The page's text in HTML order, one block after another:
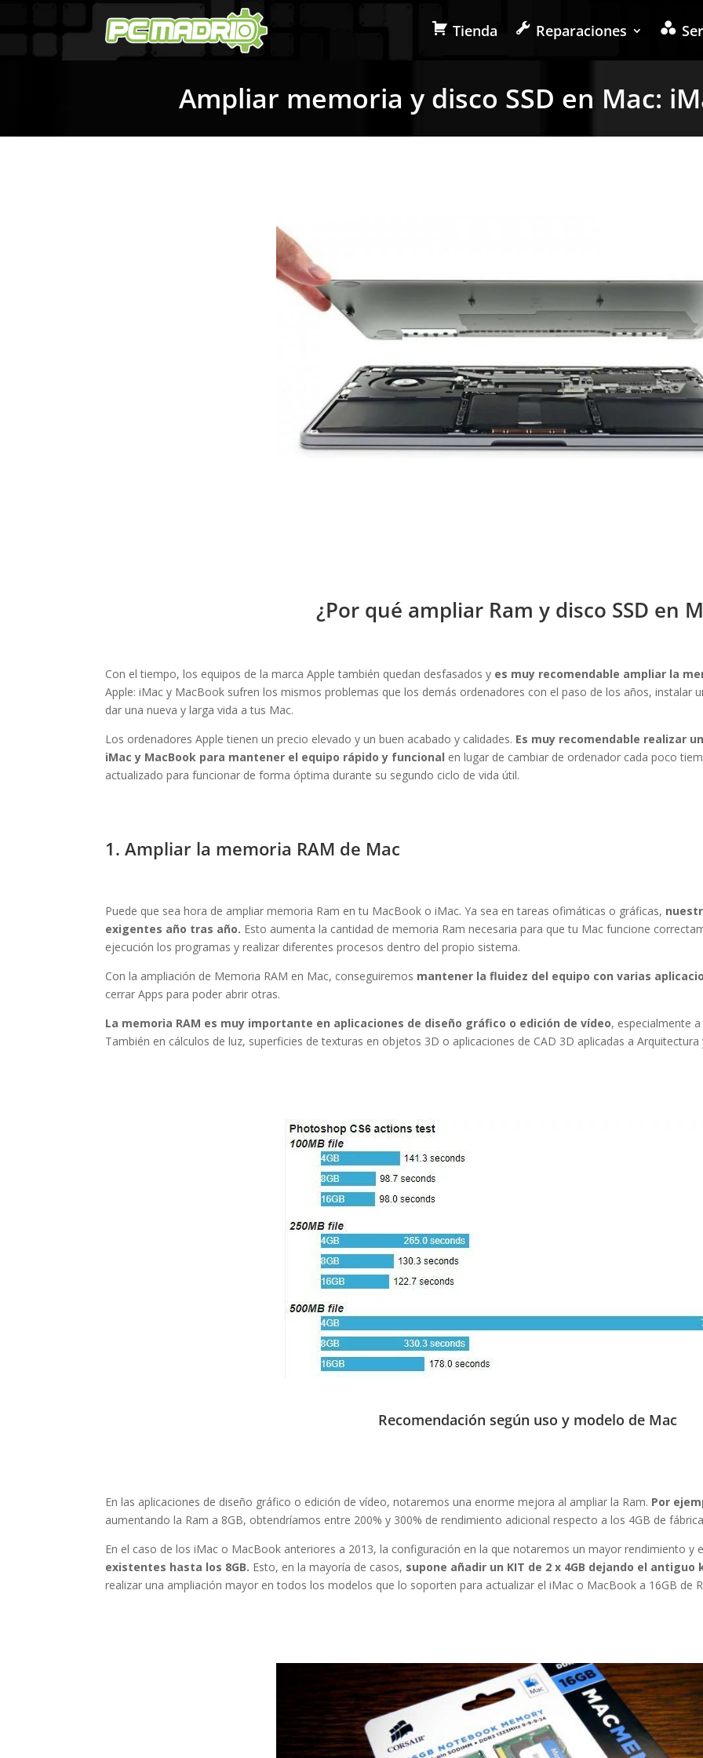
Tienda Reparaciones
Ampliar memoria y disco SSD en Mac:
¿Por qué ampliar Ram y disco SSD en
Con el tiempo, los equipos de la marca Apple también quedan desfasados y es muy recomendable ampliar la
Apple: iMac y MacBook sufren los mismos problemas que los demás ordenadores con el paso de los años, instalar
dar una nueva y larga vida a tus Mac.
Los ordenadores Apple tienen un precio elevado y un buen acabado y calidades. Es muy recomendable realizar
iMac y MacBook para mantener el equipo rápido y funcional en lugar de cambiar de ordenador cada poco
actualizado para funcionar de forma óptima durante su segundo ciclo de vida útil.
1. Ampliar la memoria RAM de Mac
Puede que sea hora de ampliar memoria Ram en tu MacBook o iMac. Ya sea en tareas ofimáticas o gráficas,
exigentes año tras año. Esto aumenta la cantidad de memoria Ram necesaria para que tu Mac funcione
ejecución los programas y realizar diferentes procesos dentro del propio sistema.
Con la ampliación de Memoria RAM en Mac, conseguiremos mantener la fluidez del equipo con varias
cerrar Apps para poder abrir otras.
La memoria RAM es muy importante en aplicaciones de diseño gráfico o edición de vídeo, especialmente
También en cálculos de luz, superficies de texturas en objetos 3D o aplicaciones de CAD 3D aplicadas a Arquitectura
Recomendación según uso y modelo de Mac
En las aplicaciones de diseño gráfico o edición de vídeo, notaremos una enorme mejora al ampliar la Ram. Por
aumentando la Ram a 8GB, obtendríamos entre 200% y 300% de rendimiento adicional respecto a los 4GB de
En el caso de los iMac o MacBook anteriores a 2013, la configuración en la que notaremos un mayor rendimiento y
existentes hasta los 8GB. Esto, en la mayoría de casos, supone añadir un KIT de 2 x 4GB dejando el antiguo
realizar una ampliación mayor en todos los modelos que lo soporten para actualizar el iMac o MacBook a 16GB de